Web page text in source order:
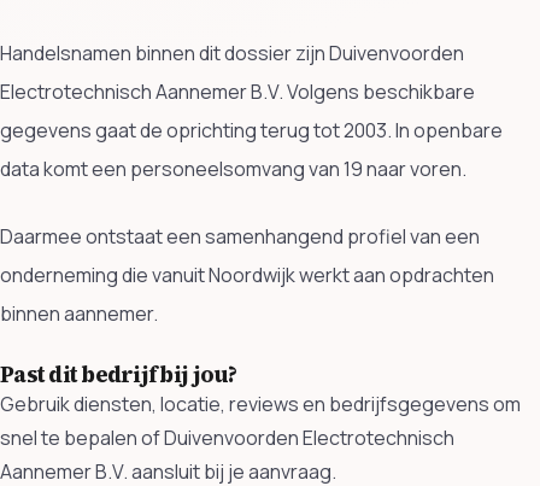
Handelsnamen binnen dit dossier zijn Duivenvoorden
Electrotechnisch Aannemer B.V. Volgens beschikbare
gegevens gaat de oprichting terug tot 2003. In openbare
data komt een personeelsomvang van 19 naar voren.
Daarmee ontstaat een samenhangend profiel van een
onderneming die vanuit Noordwijk werkt aan opdrachten
binnen aannemer.
Past dit bedrijf bij jou?
Gebruik diensten, locatie, reviews en bedrijfsgegevens om
snel te bepalen of Duivenvoorden Electrotechnisch
Aannemer B.V. aansluit bij je aanvraag.